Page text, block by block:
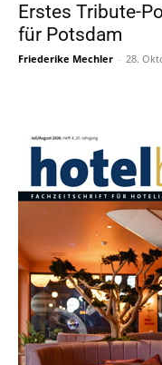
Erstes Tribute-
für Potsdam
Friederike Mechler - 28.